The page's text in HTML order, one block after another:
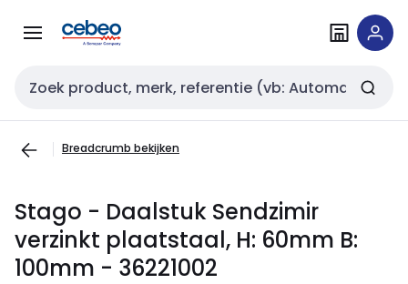
naar
naar
Zoekveld invoer
Breadcrumb bekijken
Stago - Daalstuk Sendzimir
verzinkt plaatstaal, H: 60mm B:
100mm - 36221002